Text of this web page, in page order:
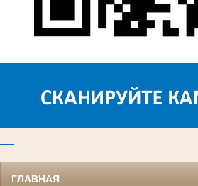
ГЛАВНАЯ